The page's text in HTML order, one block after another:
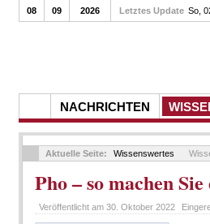
NACHRICHTEN
08 09 2026 Letztes Update So,
Aktuelle Seite: Wissenswertes
Pho – so machen
Veröffentlicht am 30. Oktober 2022